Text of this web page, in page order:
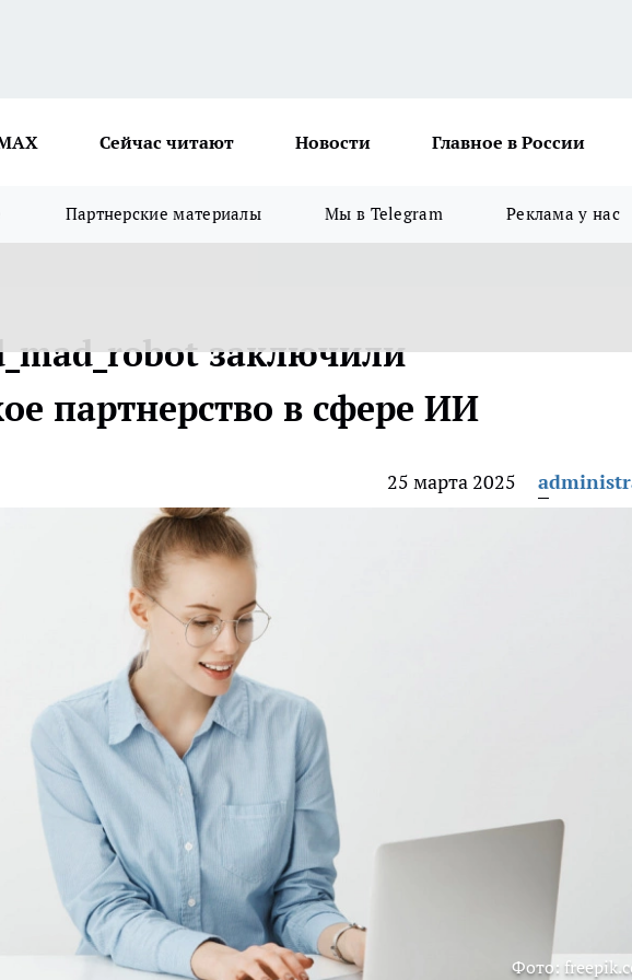
Сейчас читают Новости Главное в России
Партнерские материалы Мы в Telegram Реклама у нас
заключили
партнерство в сфере ИИ
25 марта 2025
Фото: